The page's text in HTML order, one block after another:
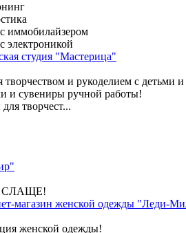
иммобилайзером
электроникой
студия "Мастерица"
творчеством и рукоделием с детьми
и сувениры ручной работы!
творчест...
СЛАЩЕ!
магазин женской одежды "Леди-
женской одежды!